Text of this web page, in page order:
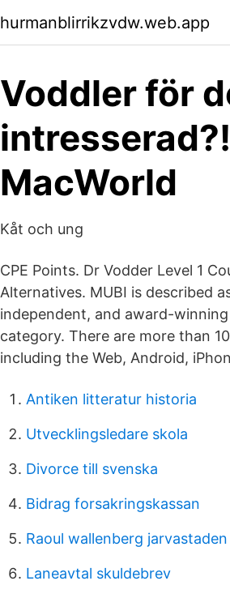
hurmanblirrikzvdw.web.app
Voddler för
MacWorld
Kåt och ung
CPE Points. Dr Vodder Level 1
Alternatives. MUBI is described
independent, and award-
category. There are more than
including the Web, Android,
Antiken litteratur historia
Utvecklingsledare skola
Divorce till svenska
Bidrag forsakringskassan
Raoul wallenberg jarvastaden
Laneavtal skuldebrev